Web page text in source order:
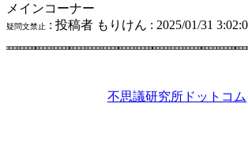
メインコーナー
疑問文禁止 : 投稿者 もりけん : 2025/01/31
不思議研究所ドットコム